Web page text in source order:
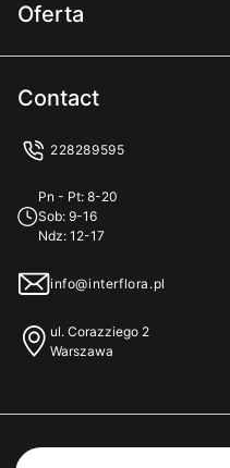
Zrównoważony rozwój
Kontakt / pomoc
Oferta
Oferta zagraniczna
Przykładowe życzenia
Contact
228289595
Pn - Pt: 8-20
Sob: 9-16
Ndz: 12-17
info@interflora.pl
ul. Corazziego 2
Warszawa